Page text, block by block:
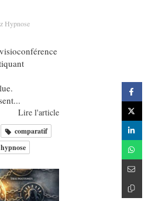
Hypnose
Lire l'article
comparatif
hypnose